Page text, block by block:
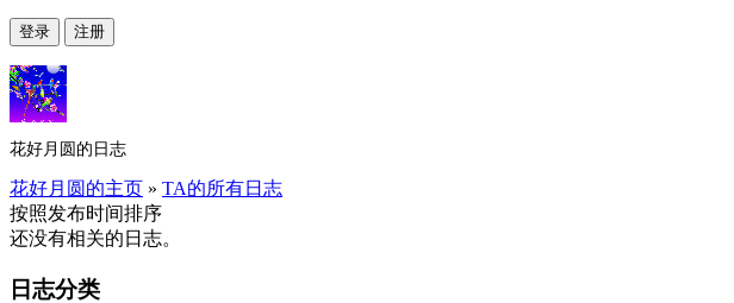
花好月圆的日志
花好月圆的主页 » TA的所有日志
按照发布时间排序
还没有相关的日志。
日志分类